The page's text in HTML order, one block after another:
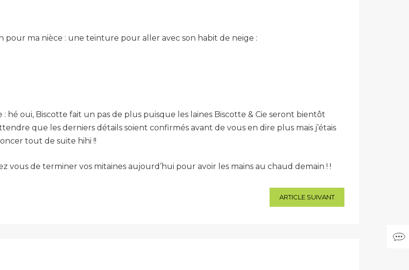
pour ma nièce : une teinture pour aller avec son habit de neige :
oui, Biscotte fait un pas de plus puisque les laines Biscotte & Cie seront bientôt
que les derniers détails soient confirmés avant de vous en dire plus mais j’étais
tout de suite hihi !!
vous de terminer vos mitaines aujourd’hui pour avoir les mains au chaud demain ! !
ARTICLE SUIVANT